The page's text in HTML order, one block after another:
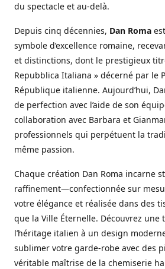
du spectacle et au-delà.
Depuis cinq décennies, Dan Roma
symbole d’excellence romaine,
et distinctions, dont le prestigieux
Repubblica Italiana » décerné par le
République italienne. Aujourd’hui,
de perfection avec l’aide de son
collaboration avec Barbara et
professionnels qui perpétuent la
même passion.
Chaque création Dan Roma incarne
raffinement—confectionnée sur
votre élégance et réalisée dans des
que la Ville Éternelle. Découvrez
l’héritage italien à un design
sublimer votre garde-robe avec des
véritable maîtrise de la chemiserie